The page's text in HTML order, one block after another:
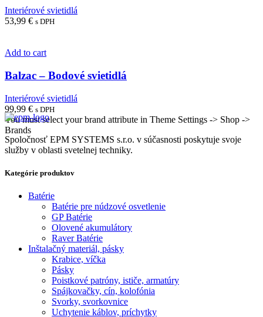
Interiérové svietidlá
53,99 € s DPH
Add to cart
Balzac – Bodové svietidlá
Interiérové svietidlá
99,99 € s DPH
You must select your brand attribute in Theme Settings -> Shop ->
Brands
Spoločnosť EPM SYSTEMS s.r.o. v súčasnosti poskytuje svoje
služby v oblasti svetelnej techniky.
Kategórie produktov
Batérie
Batérie pre núdzové osvetlenie
GP Batérie
Olovené akumulátory
Raver Batérie
Inštalačný materiál, pásky
Krabice, víčka
Pásky
Poistkové patróny, ističe, armatúry
Spájkovačky, cín, kolofónia
Svorky, svorkovnice
Uchytenie káblov, príchytky